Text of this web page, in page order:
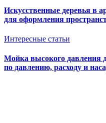
Искусственные деревья в
для оформления
Интересные статьи
Мойка высокого давления
по давлению, расходу и